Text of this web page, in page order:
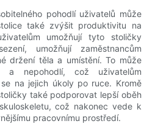
pohodlí uživatelů může
také zvýšit produktivitu na
umožňují tyto stoličky
umožňují zaměstnancům
držení těla a umístění. To může
a nepohodlí, což uživatelům
na jejich úkoly po ruce. Kromě
také podporovat lepší oběh
což nakonec vede k
pracovnímu prostředí.